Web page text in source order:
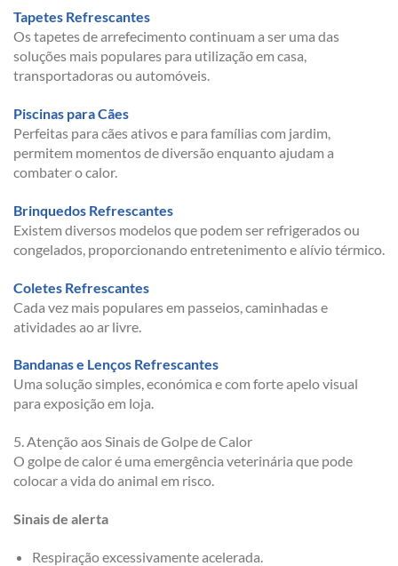
Tapetes Refrescantes
Os tapetes de arrefecimento continuam a ser uma das
soluções mais populares para utilização em casa,
transportadoras ou automóveis.
Piscinas para Cães
Perfeitas para cães ativos e para famílias com jardim,
permitem momentos de diversão enquanto ajudam a
combater o calor.
Brinquedos Refrescantes
Existem diversos modelos que podem ser refrigerados ou
congelados, proporcionando entretenimento e alívio térmico.
Coletes Refrescantes
Cada vez mais populares em passeios, caminhadas e
atividades ao ar livre.
Bandanas e Lenços Refrescantes
Uma solução simples, económica e com forte apelo visual
para exposição em loja.
5. Atenção aos Sinais de Golpe de Calor
O golpe de calor é uma emergência veterinária que pode
colocar a vida do animal em risco.
Sinais de alerta
Respiração excessivamente acelerada.